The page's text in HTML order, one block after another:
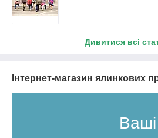
Дивитися всі
Інтернет-магазин ялинкових